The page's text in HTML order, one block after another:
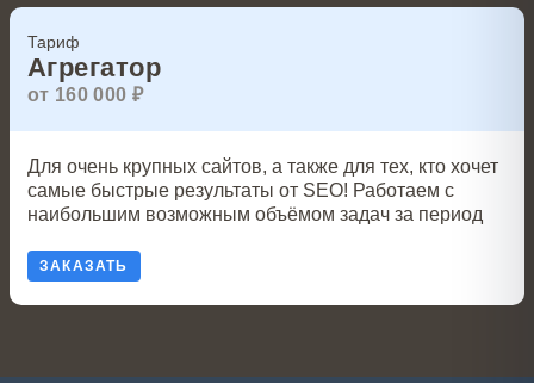
Тариф
Агрегатор
от 160 000 ₽
Для очень крупных сайтов, а также для тех, кто хочет
самые быстрые результаты от SEO! Работаем с
наибольшим возможным объёмом задач за период
ЗАКАЗАТЬ